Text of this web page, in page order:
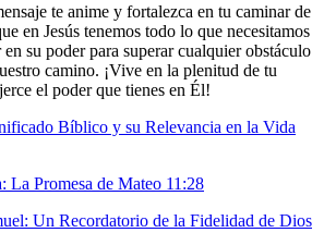
te anime y fortalezca en tu caminar de
en Jesús tenemos todo lo que necesitamos
su poder para superar cualquier obstáculo
camino. ¡Vive en la plenitud de tu
el poder que tienes en Él!
Bíblico y su Relevancia en la Vida
La Promesa de Mateo 11:28
Un Recordatorio de la Fidelidad de Dios